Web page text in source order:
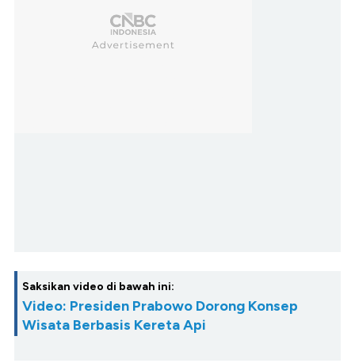
Saksikan video di bawah ini:
Video: Presiden Prabowo Dorong Konsep
Wisata Berbasis Kereta Api